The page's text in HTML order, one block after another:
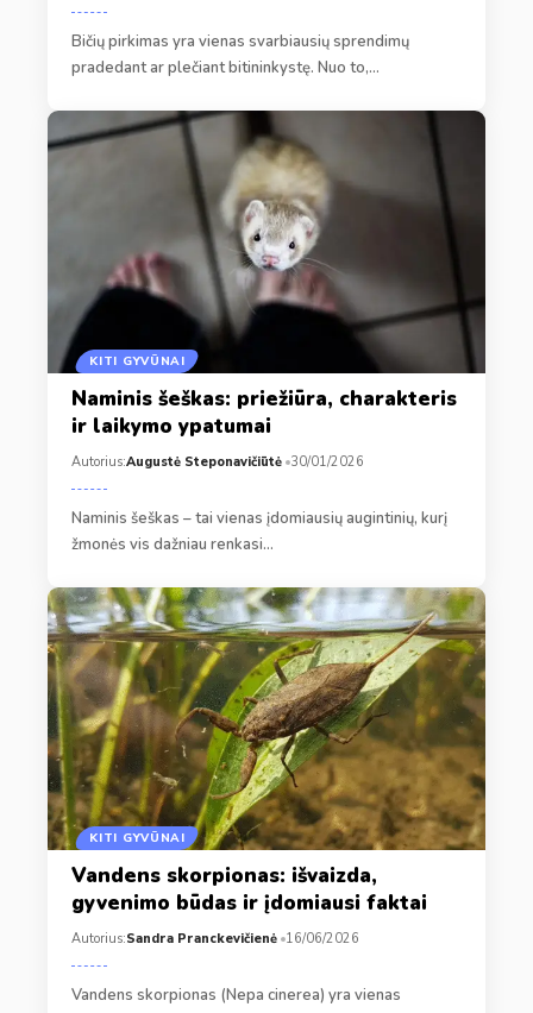
Bičių pirkimas yra vienas svarbiausių sprendimų
pradedant ar plečiant bitininkystę. Nuo to,…
KITI GYVŪNAI
Naminis šeškas: priežiūra, charakteris
ir laikymo ypatumai
Autorius:Augustė Steponavičiūtė 30/01/2026
Naminis šeškas – tai vienas įdomiausių augintinių, kurį
žmonės vis dažniau renkasi…
KITI GYVŪNAI
Vandens skorpionas: išvaizda,
gyvenimo būdas ir įdomiausi faktai
Autorius:Sandra Pranckevičienė 16/06/2026
Vandens skorpionas (Nepa cinerea) yra vienas